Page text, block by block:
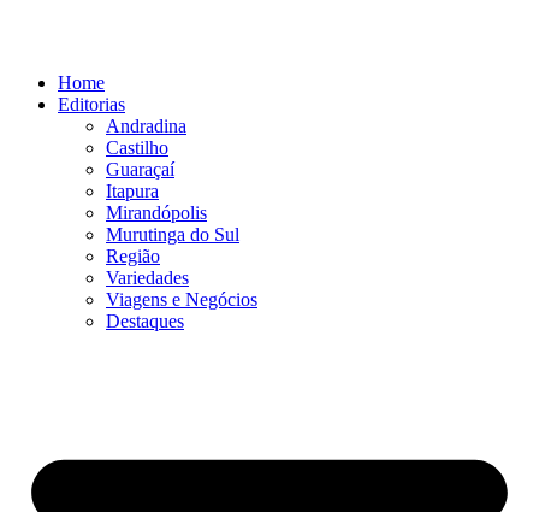
conteúdoHome
Editorias
Andradina
Castilho
Guaraçaí
Itapura
Mirandópolis
Murutinga do Sul
Região
Variedades
Viagens e Negócios
Destaques